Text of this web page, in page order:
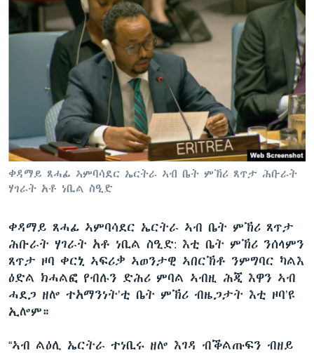
ቀዳማይ ጸሓፊ ኣምባሳደር ኤርትራ ኣብ ቤት ምኽሪ ጸጥታ ሕቡራት
ሃገራት አቶ ነቢል ስዒድ
ቀዳማይ ጸሓፊ ኣምባሳደር ኤርትራ ኣብ ቤት ምኽሪ ጸጥታ
ሕቡራት ሃገራት አቶ ነቢል ስዒድ: እቲ ቤት ምኽሪ ንሰላምን
ጸጥታ ዞባ ቀርኒ ኣፍሪቃ ኣወንታዊ ኣበርኽቶ ንምግባር ካልእ
ዕድል ክሓልፎ የብሉን ድሕሪ ምባል ኣብዚ ሕጂ እዋን ኣብ
ሓደጋ ዘሎ ተአማንነት’ቲ ቤት ምኽሪ ብዜጋታት እቲ ዞባ’ዩ
ኢሎም።
“ኣብ ልዕሊ ኤርትራ ተነቢሩ ዘሎ እገዳ ብቕልጡፍን ብዘይ